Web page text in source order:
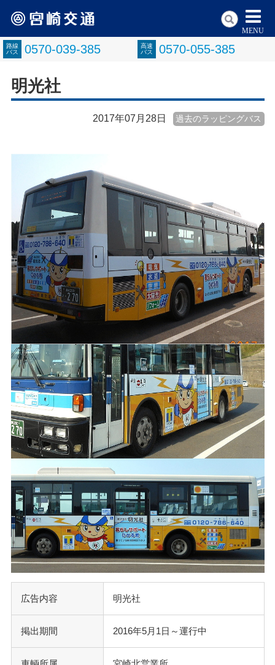
路線
バス
0570-039-385
高速
バス
0570-055-385
MENU
明光社
2017年07月28日 過去のラッピングバス
広告内容 明光社
掲出期間 2016年5月1日～運行中